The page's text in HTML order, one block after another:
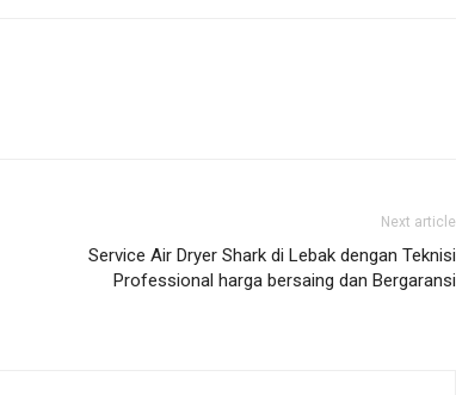
Next article
Service Air Dryer Shark di Lebak dengan Teknisi
Professional harga bersaing dan Bergaransi